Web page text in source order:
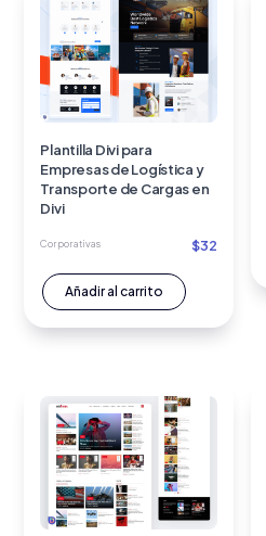
Plantilla Divi para
Empresas de Logística y
Transporte de Cargas en
Divi
Corporativas $32
Añadir al carrito